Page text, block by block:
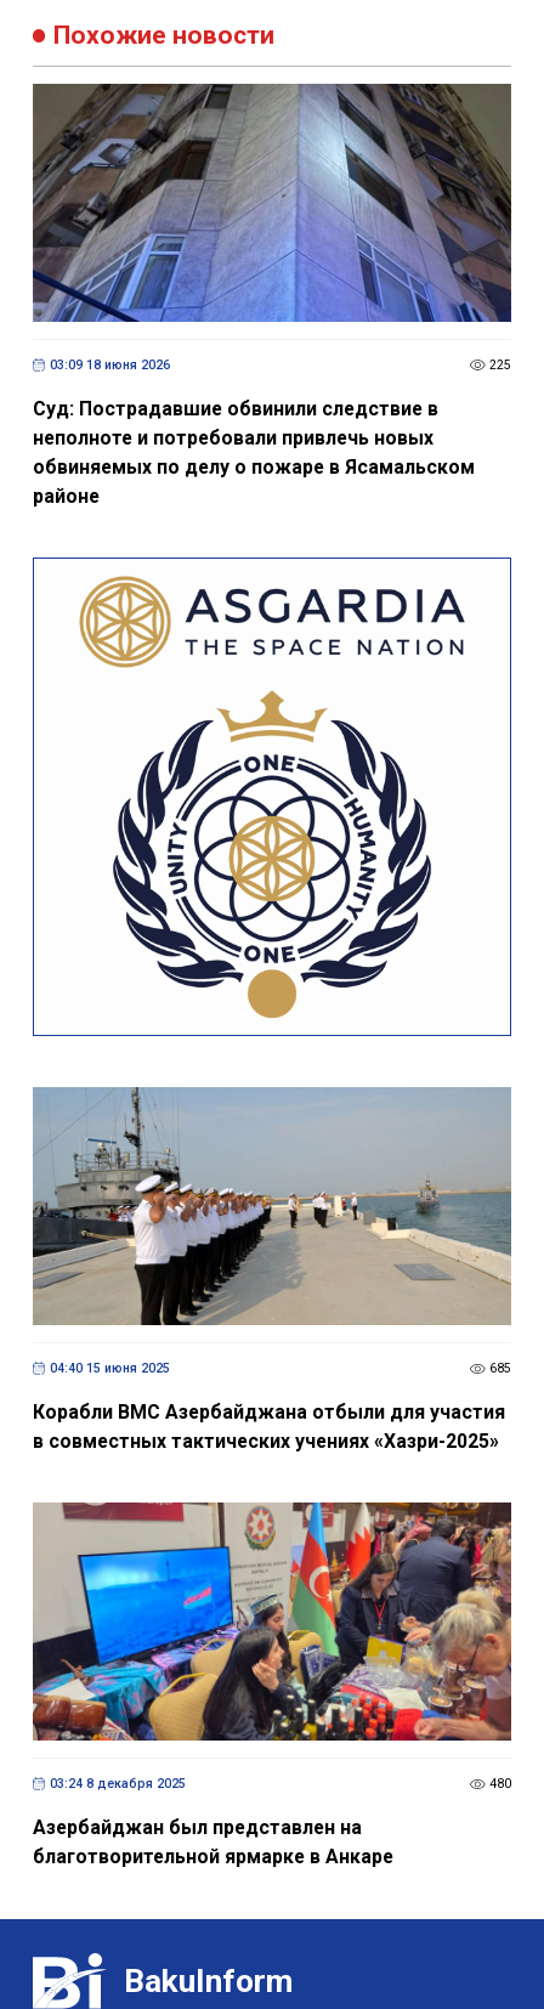
Похожие новости
03:09 18 июня 2026 225
Суд: Пострадавшие обвинили следствие в
неполноте и потребовали привлечь новых
обвиняемых по делу о пожаре в Ясамальском
районе
04:40 15 июня 2025 685
Корабли ВМС Азербайджана отбыли для участия
в совместных тактических учениях «Хазри-2025»
03:24 8 декабря 2025 480
Азербайджан был представлен на
благотворительной ярмарке в Анкаре
BakuInform